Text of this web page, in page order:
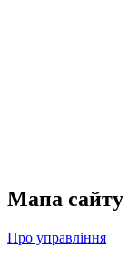
Мапа сайту
Про управління